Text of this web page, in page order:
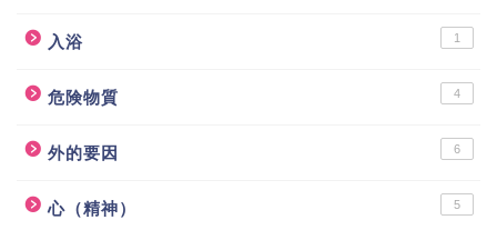
入浴 1
危険物質 4
外的要因 6
心（精神） 5